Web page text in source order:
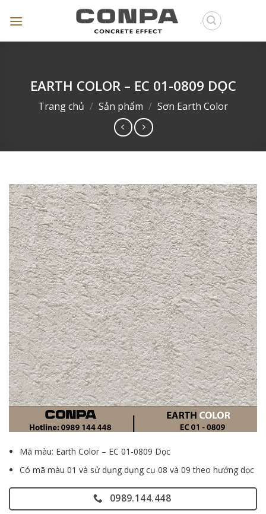
EARTH COLOR – EC 01-0809 DỌC
Trang chủ / Sản phẩm / Sơn Earth Color
Mã màu: Earth Color – EC 01-0809 Dọc
Có mã màu 01 và sử dụng dụng cụ 08 và 09 theo hướng dọc
0989.144.448